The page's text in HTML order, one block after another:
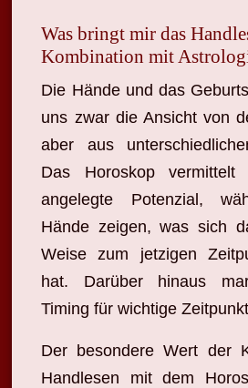
Was bringt mir das
Kombination mit
Die Hände und das
uns zwar die Ansicht von
aber aus
Das Horoskop
angelegte Potenzial,
Hände zeigen, was sich
Weise zum jetzigen
hat. Darüber hinaus
Timing für wichtige
Der besondere Wert der
Handlesen mit dem